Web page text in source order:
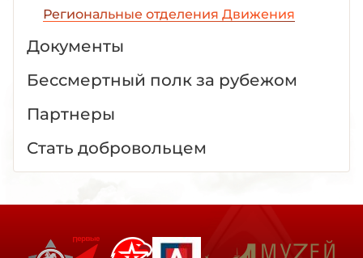
Региональные отделения Движения
Документы
Бессмертный полк за рубежом
Партнеры
Стать добровольцем